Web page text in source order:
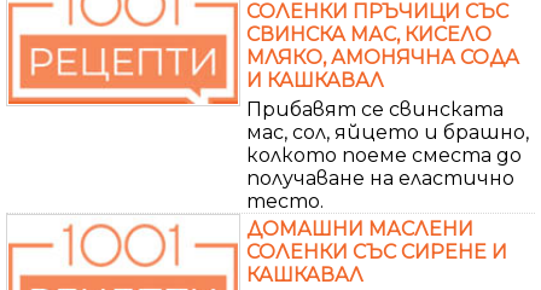
СОЛЕНКИ ПРЪЧИЦИ СЪС
СВИНСКА МАС, КИСЕЛО
МЛЯКО, АМОНЯЧНА СОДА
И КАШКАВАЛ
Прибавят се свинската
мас, сол, яйцето и брашно,
колкото поеме сместа до
получаване на еластично
тесто.
ДОМАШНИ МАСЛЕНИ
СОЛЕНКИ СЪС СИРЕНЕ И
КАШКАВАЛ